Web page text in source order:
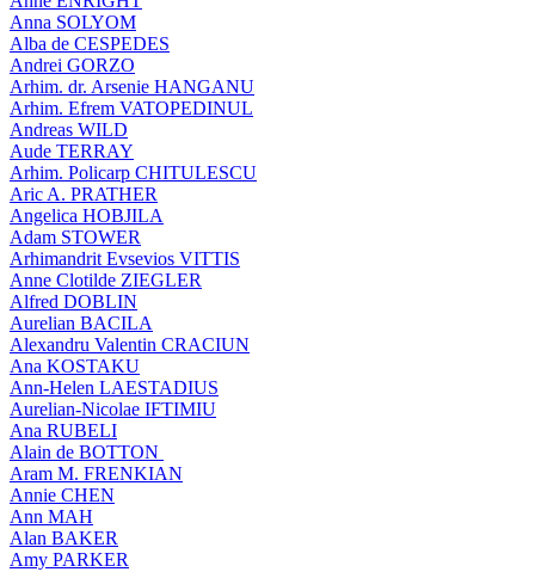
Anna SOLYOM
Alba de CESPEDES
Andrei GORZO
Arhim. dr. Arsenie HANGANU
Arhim. Efrem VATOPEDINUL
Andreas WILD
Aude TERRAY
Arhim. Policarp CHITULESCU
Aric A. PRATHER
Angelica HOBJILA
Adam STOWER
Arhimandrit Evsevios VITTIS
Anne Clotilde ZIEGLER
Alfred DOBLIN
Aurelian BACILA
Alexandru Valentin CRACIUN
Ana KOSTAKU
Ann-Helen LAESTADIUS
Aurelian-Nicolae IFTIMIU
Ana RUBELI
Alain de BOTTON
Aram Μ. FRENKIAN
Annie CHEN
Ann MAH
Alan BAKER
Amy PARKER